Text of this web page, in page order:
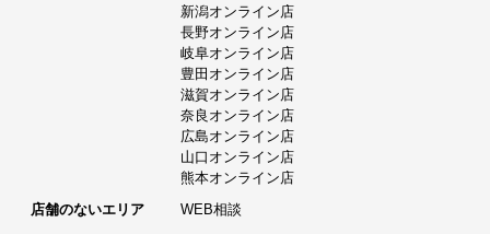
新潟オンライン店
長野オンライン店
岐阜オンライン店
豊田オンライン店
滋賀オンライン店
奈良オンライン店
広島オンライン店
山口オンライン店
熊本オンライン店
店舗のないエリア
WEB相談